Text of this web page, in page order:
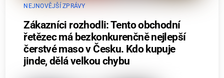
NEJNOVĚJŠÍ ZPRÁVY
Zákazníci rozhodli: Tento obchodní
řetězec má bezkonkurenčně nejlepší
čerstvé maso v Česku. Kdo kupuje
jinde, dělá velkou chybu